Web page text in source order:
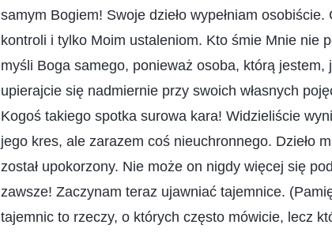
samym Bogiem! Swoje dzieło wypełniam
kontroli i tylko Moim ustaleniom. Kto śmie Mnie nie
myśli Boga samego, ponieważ osoba, którą
upierajcie się nadmiernie przy swoich własnych
Kogoś takiego spotka surowa kara! Widzieliście
jego kres, ale zarazem coś nieuchronnego. Dzieło
został upokorzony. Nie może on nigdy więcej się
zawsze! Zaczynam teraz ujawniać tajemnice.
tajemnic to rzeczy, o których często mówicie, lecz